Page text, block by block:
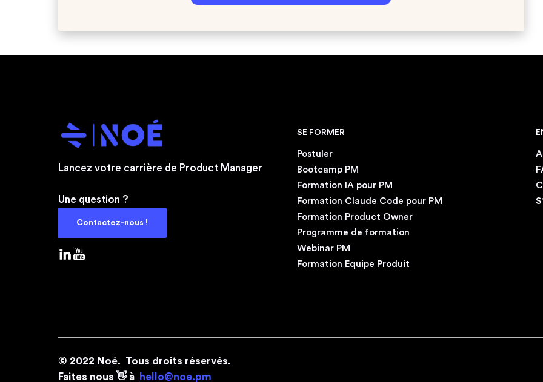
Lancez votre carrière de Product Manager
Une question ?
Contactez-nous !
SE FORMER
Postuler
Bootcamp PM
Formation IA pour PM
Formation Claude Code pour PM
Formation Product Owner
Programme de formation
Webinar PM
Formation Equipe Produit
© 2022 Noé. Tous droits réservés.
Faites nous 👋 à
hello@noe.pm